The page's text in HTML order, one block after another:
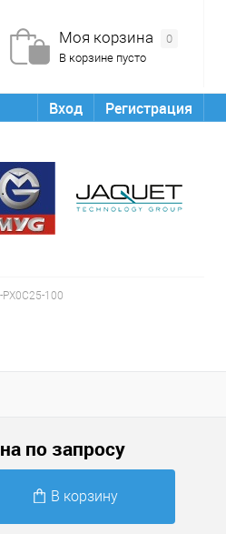
Моя корзина
0
В корзине пусто
Вход Регистрация
100
по запросу
В корзину